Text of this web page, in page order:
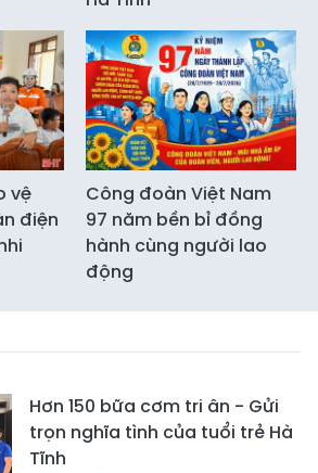
vệ
điện
Công đoàn Việt Nam
97 năm bền bỉ đồng
hành cùng người lao
động
Hơn 150 bữa cơm tri ân - Gửi
trọn nghĩa tình của tuổi trẻ Hà
Tĩnh